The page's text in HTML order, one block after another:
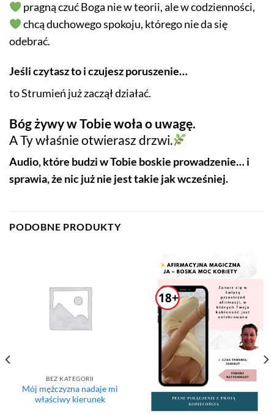
pragną czuć Boga nie w teorii, ale w codzienności,
chcą duchowego spokoju, którego nie da się
odebrać.
Jeśli czytasz to i czujesz poruszenie…
to Strumień już zaczął działać.
Bóg żywy w Tobie woła o uwagę.
A Ty właśnie otwierasz drzwi.
Audio, które budzi w Tobie boskie prowadzenie… i
sprawia, że nic już nie jest takie jak wcześniej.
PODOBNE PRODUKTY
BEZ KATEGORII
Mój mężczyzna nadaje mi
właściwy kierunek